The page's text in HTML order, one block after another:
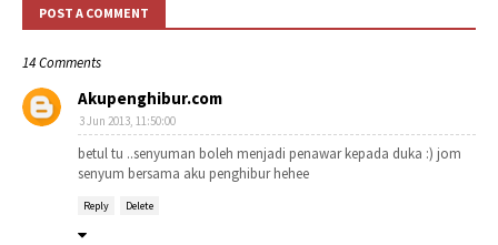
POST A COMMENT
14 Comments
Akupenghibur.com
3 Jun 2013, 11:50:00
betul tu ..senyuman boleh menjadi penawar kepada duka :) jom
senyum bersama aku penghibur hehee
Reply Delete